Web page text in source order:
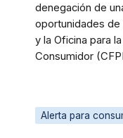
denegación de
oportunidades de
y la Oficina para
Consumidor
Alerta para